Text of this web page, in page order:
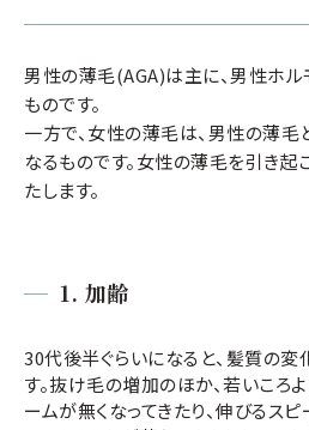
男性の薄毛(AGA)は主に、男性ホ
ものです。
一方で、女性の薄毛は、男性の薄毛
なるものです。女性の薄毛を引き起
たします。
1. 加齢
30代後半ぐらいになると、髪質の
す。抜け毛の増加のほか、若いころ
ームが無くなってきたり、伸びるスピ